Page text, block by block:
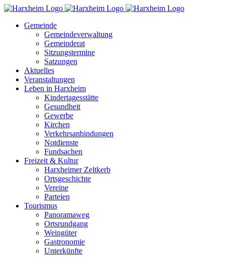
Zum
springenGemeinde
Gemeindeverwaltung
Gemeinderat
Sitzungstermine
Satzungen
Aktuelles
Veranstaltungen
Leben in Harxheim
Kindertagesstätte
Gesundheit
Gewerbe
Kirchen
Verkehrsanbindungen
Notdienste
Fundsachen
Freizeit & Kultur
Harxheimer Zeltkerb
Ortsgeschichte
Vereine
Parteien
Tourismus
Panoramaweg
Ortsrundgang
Weingüter
Gastronomie
Unterkünfte